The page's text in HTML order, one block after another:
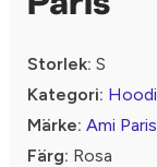
Storlek: S
Kategori:
Märke: Ami Paris
Färg: Rosa